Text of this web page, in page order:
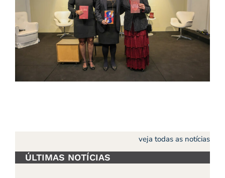
veja todas as notícias
ÚLTIMAS NOTÍCIAS